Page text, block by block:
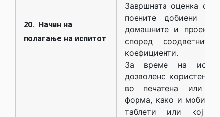
20. Начин на
полагање на испитот
Завршната оценка се
поените добиени од
домашните и
според соодветните
коефициенти.
За време на
дозволено користење
во печатена или
форма, како и мобилен
таблети или кој